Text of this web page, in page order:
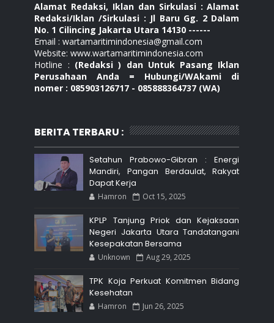
Alamat Redaksi, Iklan dan Sirkulasi : Alamat
Redaksi/Iklan /Sirkulasi : Jl Baru Gg. 2 Dalam
No. 1 Cilincing Jakarta Utara 14130 ------
Email : wartamaritimindonesia@gmail.com
Website: www.wartamaritimindonesia.com
Hotline : (Redaksi ) dan Untuk Pasang Iklan
Perusahaan Anda = Hubungi/WAkami di
nomer : 085903126717 - 085888364737 (WA)
BERITA TERBARU :
Setahun Prabowo-Gibran : Energi
Mandiri, Pangan Berdaulat, Rakyat
Dapat Kerja
Hamron Oct 15, 2025
KPLP Tanjung Priok dan Kejaksaan
Negeri Jakarta Utara Tandatangani
Kesepakatan Bersama
Unknown Aug 29, 2025
TPK Koja Perkuat Komitmen Bidang
Kesehatan
Hamron Jun 26, 2025